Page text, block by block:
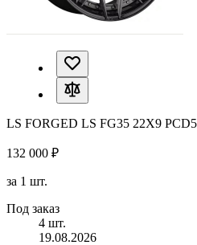
LS FORGED LS FG35 22X9
132 000 ₽
за 1 шт.
Под заказ
4 шт.
19.08.2026